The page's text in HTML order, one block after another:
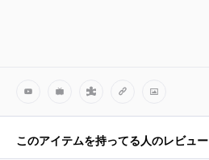
このアイテムを持ってる人のレビュー